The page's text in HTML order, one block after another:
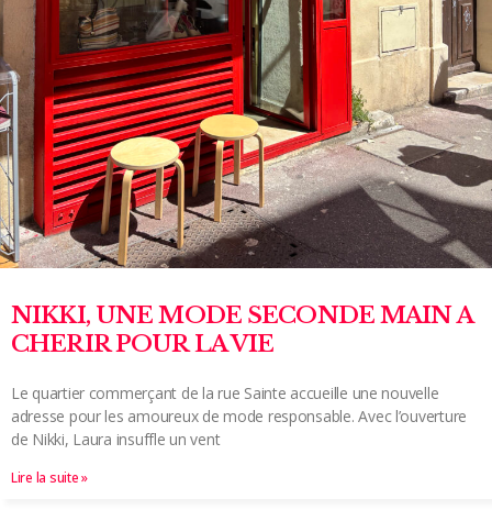
NIKKI, UNE MODE SECONDE MAIN A
CHERIR POUR LA VIE
Le quartier commerçant de la rue Sainte accueille une nouvelle
adresse pour les amoureux de mode responsable. Avec l’ouverture
de Nikki, Laura insuffle un vent
Lire la suite »